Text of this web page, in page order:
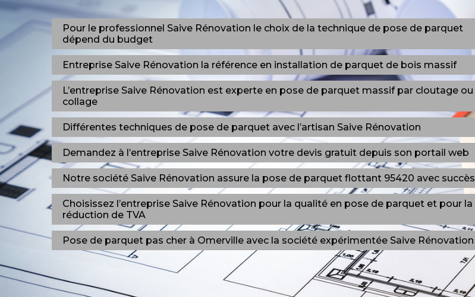
Pour le professionnel Saive Rénovation le choix de la technique de pose de parquet
dépend du budget
Entreprise Saive Rénovation la référence en installation de parquet de bois massif
L’entreprise Saive Rénovation est experte en pose de parquet massif par cloutage ou
collage
Différentes techniques de pose de parquet avec l’artisan Saive Rénovation
Demandez à l’entreprise Saive Rénovation votre devis gratuit depuis son portail web
Notre société Saive Rénovation assure la pose de parquet flottant 95420 avec succès
Choisissez l’entreprise Saive Rénovation pour la qualité en pose de parquet et pour la
réduction de TVA
Pose de parquet pas cher à Omerville avec la société expérimentée Saive Rénovation